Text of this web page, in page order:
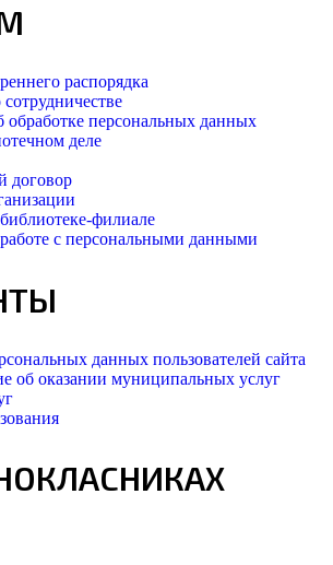
распорядка
персональных данных
деле
договор
филиале
с персональными данными
данных пользователей сайта
об оказании муниципальных услуг